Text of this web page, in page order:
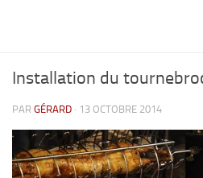
Installation du
PAR GÉRARD · 13 OCTOBRE 2014